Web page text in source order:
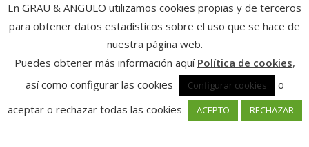
En GRAU & ANGULO utilizamos cookies propias y de terceros
para obtener datos estadísticos sobre el uso que se hace de
nuestra página web.
Puedes obtener más información aquí Política de cookies,
así como configurar las cookies
Configurar cookies
o
aceptar o rechazar todas las cookies
ACEPTO RECHAZAR